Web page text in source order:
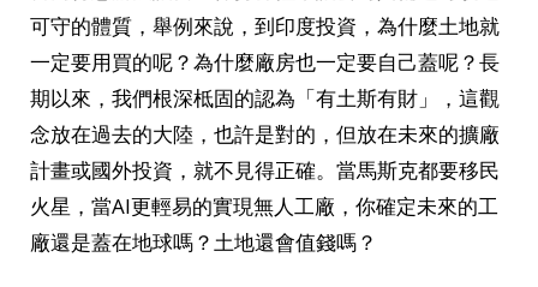
可守的體質，舉例來說，到印度投資，為什麼土地就
一定要用買的呢？為什麼廠房也一定要自己蓋呢？長
期以來，我們根深柢固的認為「有土斯有財」，這觀
念放在過去的大陸，也許是對的，但放在未來的擴廠
計畫或國外投資，就不見得正確。當馬斯克都要移民
火星，當AI更輕易的實現無人工廠，你確定未來的工
廠還是蓋在地球嗎？土地還會值錢嗎？